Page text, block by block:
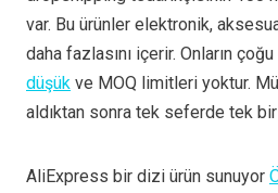
var. Bu ürünler elektronik,
daha fazlasını içerir. Onların
düşük ve MOQ limitleri yoktur.
aldıktan sonra tek seferde tek
AliExpress bir dizi ürün sunuyor